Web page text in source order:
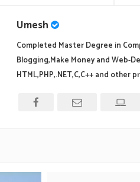
Umesh
Completed Master Degree in
Blogging,Make Money and Web-
HTML,PHP,.NET,C,C++ and other